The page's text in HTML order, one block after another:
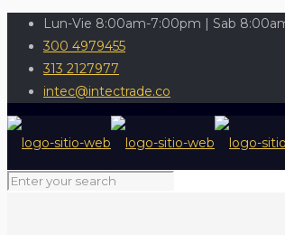
Lun-Vie 8:00am-7:00pm | Sab
300 4979455
313 2127977
intec@intectrade.co